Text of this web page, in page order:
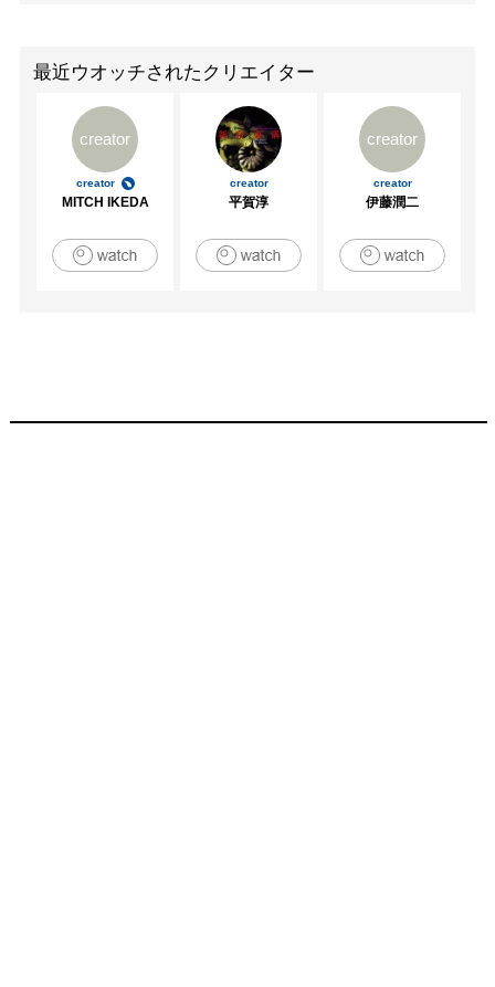
最近ウオッチされたクリエイター
creator
creator
MITCH IKEDA
creator
平賀淳
creator
creator
伊藤潤二